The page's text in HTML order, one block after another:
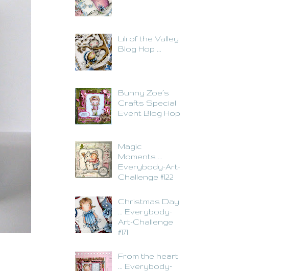
Lili of the Valley
Blog Hop ...
Bunny Zoe´s
Crafts Special
Event Blog Hop
Magic
Moments ...
Everybody-Art-
Challenge #122
Christmas Day
... Everybody-
Art-Challenge
#171
From the heart
... Everybody-